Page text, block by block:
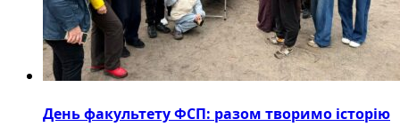
День факультету ФСП: разом творимо історію